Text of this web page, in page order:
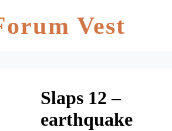
Vest
Slaps 12 –
earthquake